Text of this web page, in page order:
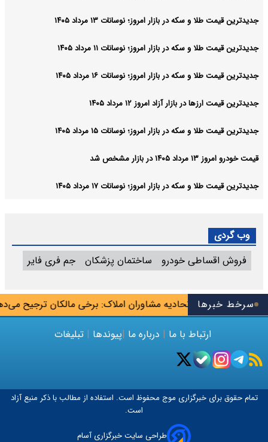
سرخط خبرهااتحادیه مشاوران املاک: برخی مالکان ترجیح
جدیدترین قیمت طلا و سکه در بازار امروز؛ نوسانات ۱۳ مرداد ۱۴۰۵
جدیدترین قیمت طلا و سکه در بازار امروز؛ نوسانات ۱۱ مرداد ۱۴۰۵
جدیدترین قیمت طلا و سکه در بازار امروز؛ نوسانات ۱۶ مرداد ۱۴۰۵
جدیدترین قیمت ارزها در بازار آزاد امروز ۱۲ مرداد ۱۴۰۵
جدیدترین قیمت طلا و سکه در بازار امروز؛ نوسانات ۱۵ مرداد ۱۴۰۵
قیمت خودرو امروز ۱۳ مرداد ۱۴۰۵ در بازار مشخص شد
جدیدترین قیمت طلا و سکه در بازار امروز؛ نوسانات ۱۷ مرداد ۱۴۰۵
وب گردی
فروش اقساطی خودرو
ساختمان پزشکان جم فری فایر
ارتباط با ما | درباره ما |پیوندها | تبلیغات
تمام حقوق برای خبرگزاری موج محفوظ است. استفاده از مطالب با ذکر منبع آزاد
است.
طراحی سایت خبرگزاری آسام